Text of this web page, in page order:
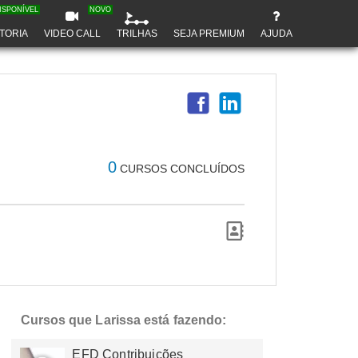
VIDEO CALL
NOVO
TRILHAS SEJA PREMIUM AJUDA
0 CURSOS CONCLUÍDOS
Cursos que Larissa está fazendo:
EFD Contribuições